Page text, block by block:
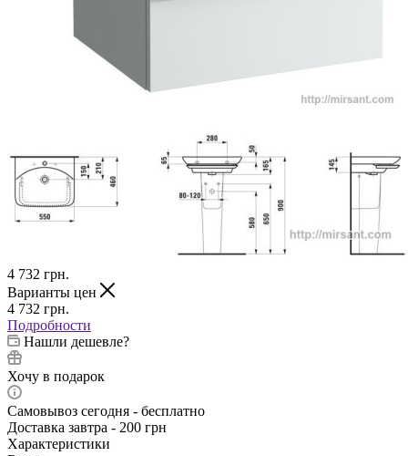
4 732 грн.
Варианты цен
4 732 грн.
Подробности
Нашли дешевле?
Хочу в подарок
Самовывоз сегодня - бесплатно
Доставка завтра - 200 грн
Характеристики